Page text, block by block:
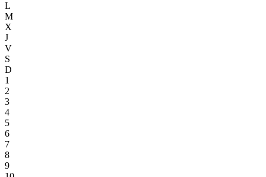
L
M
X
J
V
S
D
1
2
3
4
5
6
7
8
9